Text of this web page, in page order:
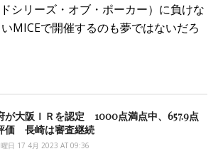
シリーズ・オブ・ポーカー）に負けな
MICEで開催するのも夢ではないだろ
が大阪ＩＲを認定 1000点満点中、657.9点
価 長崎は審査継続
曜日 17 4月 2023 AT 09:36